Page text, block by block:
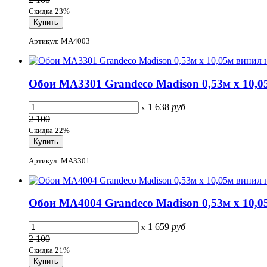
Скидка 23%
Артикул: MA4003
Обои MA3301 Grandeco Madison 0,53м x
x 1 638 руб
2 100
Скидка 22%
Артикул: MA3301
Обои MA4004 Grandeco Madison 0,53м x
x 1 659 руб
2 100
Скидка 21%